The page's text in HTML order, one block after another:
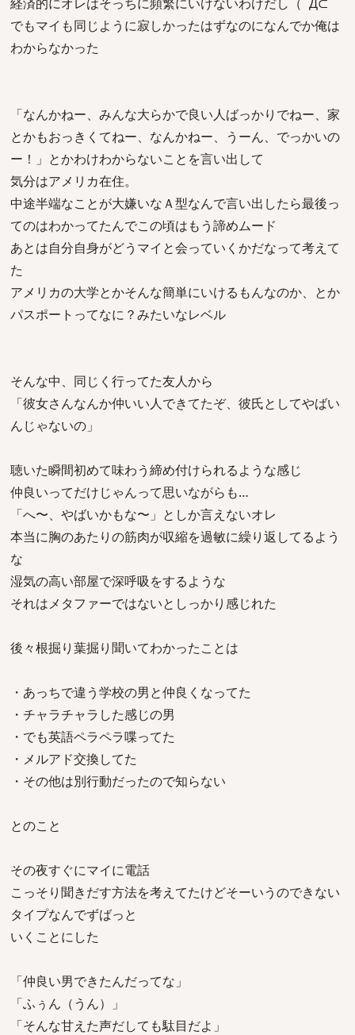
でもマイも同じように寂しかったはずなのになんでか俺は
わからなかった
「なんかねー、みんな大らかで良い人ばっかりでねー、家
とかもおっきくてねー、なんかねー、うーん、でっかいの
ー！」とかわけわからないことを言い出して
気分はアメリカ在住。
中途半端なことが大嫌いなＡ型なんで言い出したら最後っ
てのはわかってたんでこの頃はもう諦めムード
あとは自分自身がどうマイと会っていくかだなって考えて
た
アメリカの大学とかそんな簡単にいけるもんなのか、とか
パスポートってなに？みたいなレベル
そんな中、同じく行ってた友人から
「彼女さんなんか仲いい人できてたぞ、彼氏としてやばい
んじゃないの」
聴いた瞬間初めて味わう締め付けられるような感じ
仲良いってだけじゃんって思いながらも…
「へ〜、やばいかもな〜」としか言えないオレ
本当に胸のあたりの筋肉が収縮を過敏に繰り返してるよう
な
湿気の高い部屋で深呼吸をするような
それはメタファーではないとしっかり感じれた
後々根掘り葉掘り聞いてわかったことは
・あっちで違う学校の男と仲良くなってた
・チャラチャラした感じの男
・でも英語ペラペラ喋ってた
・メルアド交換してた
・その他は別行動だったので知らない
とのこと
その夜すぐにマイに電話
こっそり聞きだす方法を考えてたけどそーいうのできない
タイプなんでずばっと
いくことにした
「仲良い男できたんだってな」
「ふぅん（うん）」
「そんな甘えた声だしても駄目だよ」